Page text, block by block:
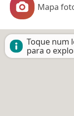
Mapa
Toque num
para o